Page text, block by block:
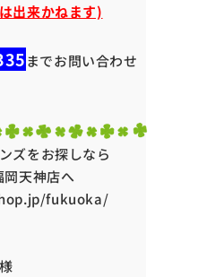
出来かねます)
までお問い合わせ
ズをお探しなら
天神店へ
fukuoka/